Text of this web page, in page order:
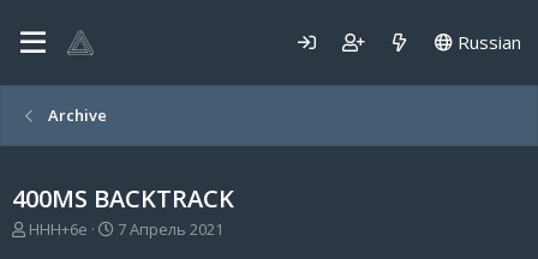
Russian
Archive
400MS BACKTRACK
А
HHH+6e
Д
7 Апрель 2021